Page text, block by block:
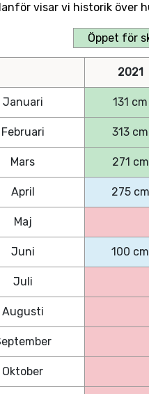
visar vi historik över
Öppet för
2021
Januari 131 cm
Februari 313 cm
Mars 271 cm
April 275 cm
Maj
Juni 100 cm
Juli
Augusti
Oktober